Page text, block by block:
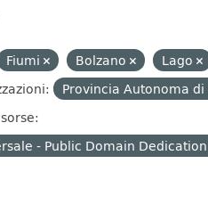
Fiumi Bolzano
Lago
Provincia Autonoma
- Public Domain